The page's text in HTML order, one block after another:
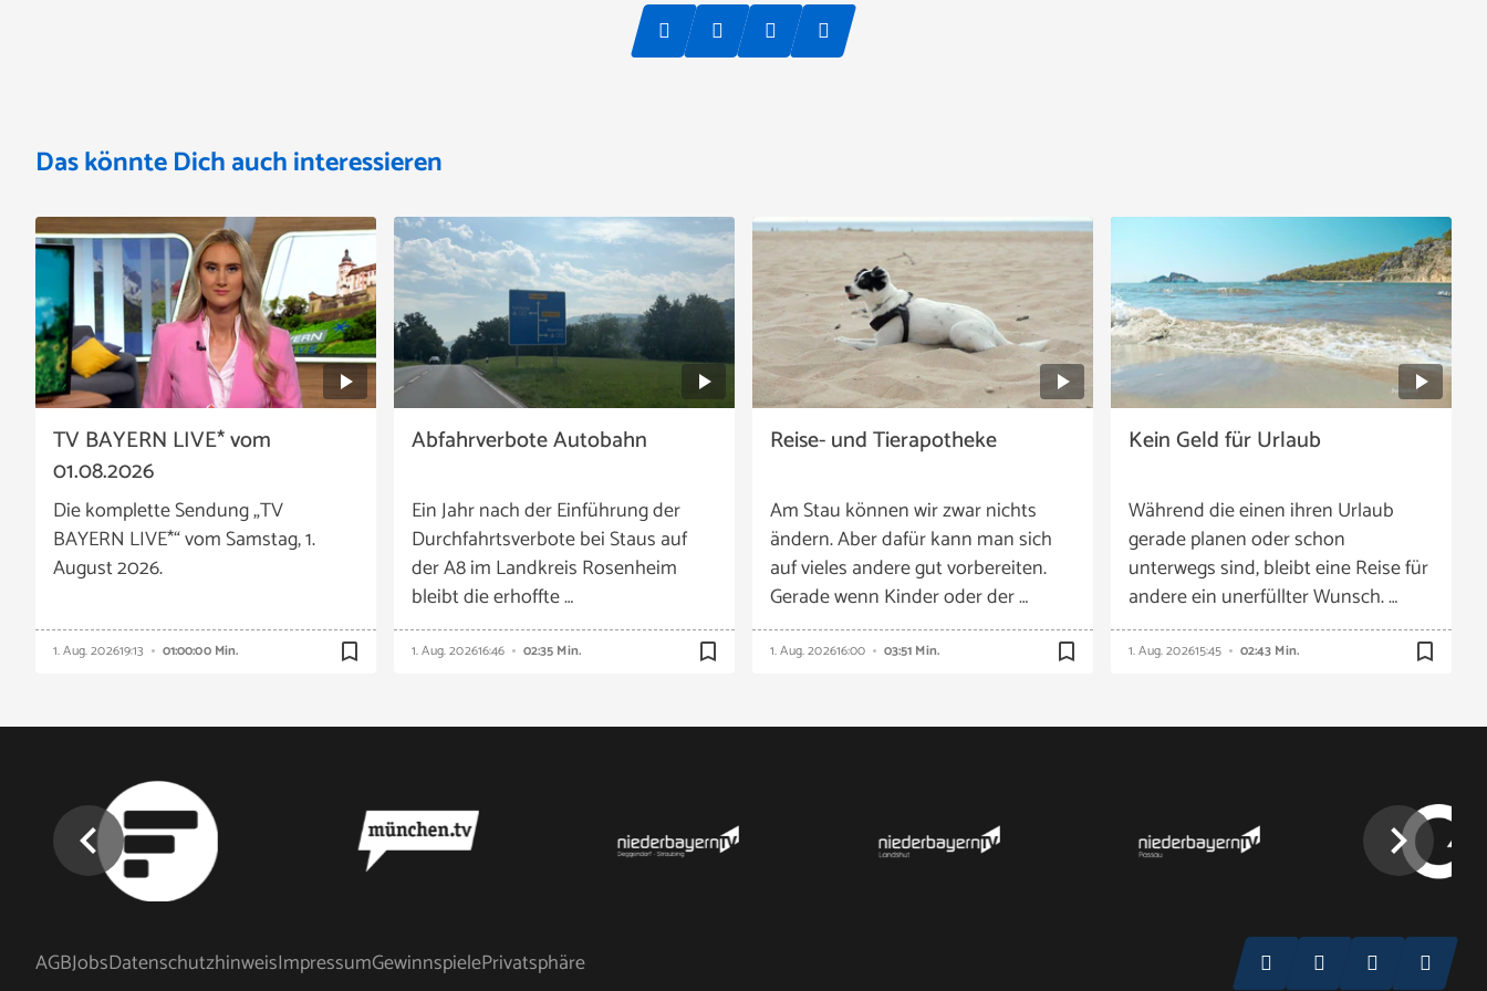
Das könnte Dich auch interessieren
TV BAYERN LIVE* vom
01.08.2026
Die komplette Sendung „TV
BAYERN LIVE*“ vom Samstag, 1.
August 2026.
1. Aug. 202619:13 01:00:00 Min. bookmark_border
Abfahrverbote Autobahn
Ein Jahr nach der Einführung der
Durchfahrtsverbote bei Staus auf
der A8 im Landkreis Rosenheim
bleibt die erhoffte …
1. Aug. 202616:46 02:35 Min. bookmark_border
Reise- und Tierapotheke
Am Stau können wir zwar nichts
ändern. Aber dafür kann man sich
auf vieles andere gut vorbereiten.
Gerade wenn Kinder oder der …
1. Aug. 202616:00 03:51 Min. bookmark_border
Kein Geld für Urlaub
Während die einen ihren Urlaub
gerade planen oder schon
unterwegs sind, bleibt eine Reise für
andere ein unerfüllter Wunsch. …
1. Aug. 202615:45 02:43 Min. bookmark_border
chevron_left chevron_right
AGBJobsDatenschutzhinweisImpressumGewinnspielePrivatsphäre